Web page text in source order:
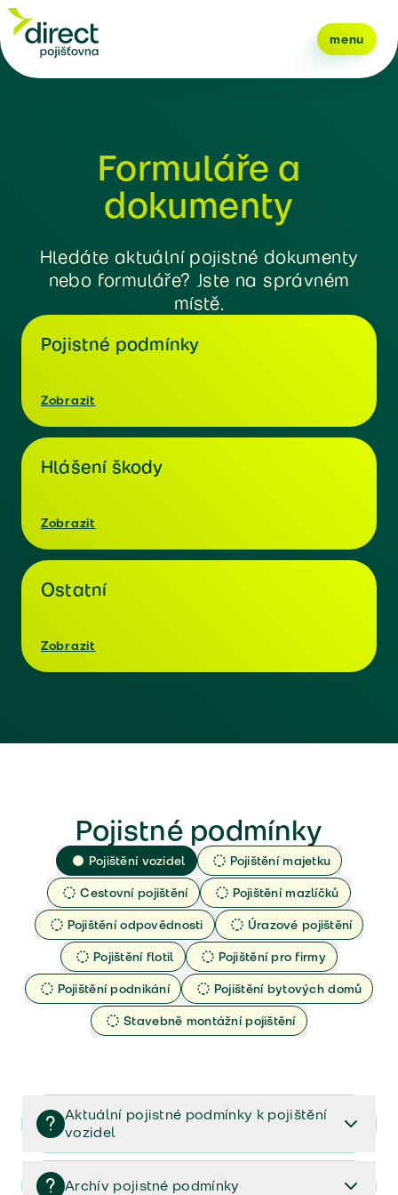
menu
Formuláře a
dokumenty
Hledáte aktuální pojistné dokumenty
nebo formuláře? Jste na správném
místě.
Pojistné podmínky
Zobrazit
Hlášení škody
Zobrazit
Ostatní
Zobrazit
Pojistné podmínky
Pojištění vozidel
Pojištění majetku
Cestovní pojištění
Pojištění mazlíčků
Pojištění odpovědnosti
Úrazové pojištění
Pojištění flotil
Pojištění pro firmy
Pojištění podnikání
Pojištění bytových domů
Stavebně montážní pojištění
Aktuální pojistné podmínky k pojištění
vozidel
Pojištění vozidel/Pojistné podmínky a vše důležité ke
smlouvě (PDF)
Archív pojistné podmínky